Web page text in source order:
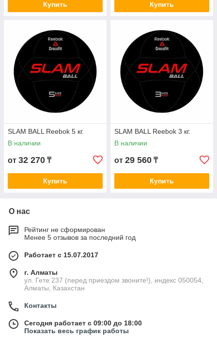
Купить Купить
SLAM BALL Reebok 5 кг.
В наличии
от 32 270 ₸
Купить
SLAM BALL Reebok 3 кг.
В наличии
от 29 560 ₸
Купить
О нас
Рейтинг не сформирован
Менее 5 отзывов за последний год
Работает с 15.07.2017
г. Алматы
ул. Гете 237 (перед приездом звоните!), индекс 050054,
Алматы, Казахстан
Контакты
Сегодня работает с 09:00 до 18:00
Показать весь график работы